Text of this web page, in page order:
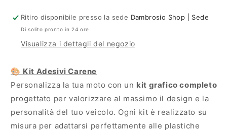
Ritiro disponibile presso la sede Dambrosio Shop | Sede
Di solito pronto in 24 ore
Visualizza i dettagli del negozio
🎨 Kit Adesivi Carene
Personalizza la tua moto con un kit grafico completo
progettato per valorizzare al massimo il design e la
personalità del tuo veicolo. Ogni kit è realizzato su
misura per adattarsi perfettamente alle plastiche